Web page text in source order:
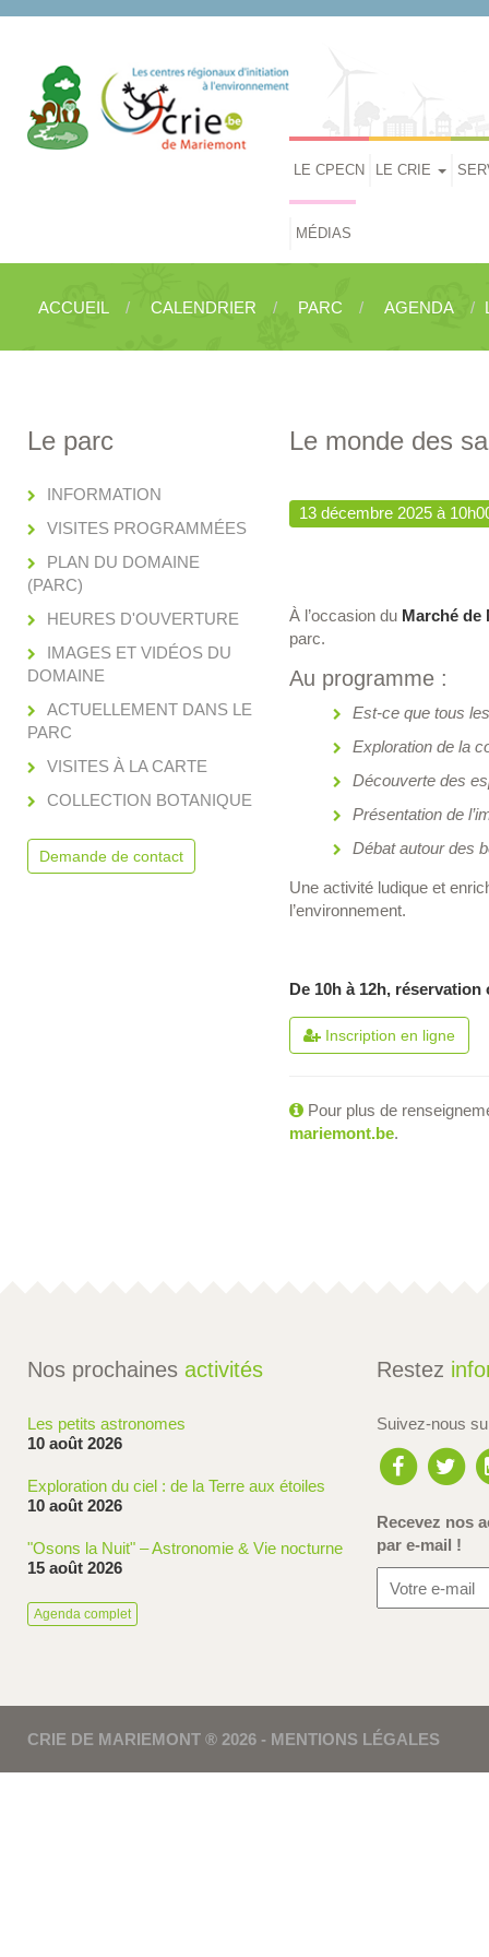
LE CPECN LE CRIE
MÉDIAS
ACCUEIL CALENDRIER PARC AGENDA
Le parc
INFORMATION
VISITES PROGRAMMÉES
PLAN DU DOMAINE
(PARC)
HEURES D'OUVERTURE
IMAGES ET VIDÉOS DU
DOMAINE
ACTUELLEMENT DANS LE
PARC
VISITES À LA CARTE
COLLECTION BOTANIQUE
Demande de contact
Le monde des
13 décembre 2025 à
À l’occasion du Marché de
parc.
Au programme :
Est-ce que tous
Exploration de la
Découverte des
Présentation de
Débat autour des
Une activité ludique et
l’environnement.
De 10h à 12h,
Inscription en ligne
Pour plus de
mariemont.be.
Nos prochaines activités
Les petits astronomes
10 août 2026
Exploration du ciel : de la Terre aux étoiles
10 août 2026
"Osons la Nuit" – Astronomie & Vie nocturne
15 août 2026
Agenda complet
Restez
Suivez-nous
Recevez nos
par e-mail !
CRIE DE MARIEMONT ® 2026 - MENTIONS LÉGALES